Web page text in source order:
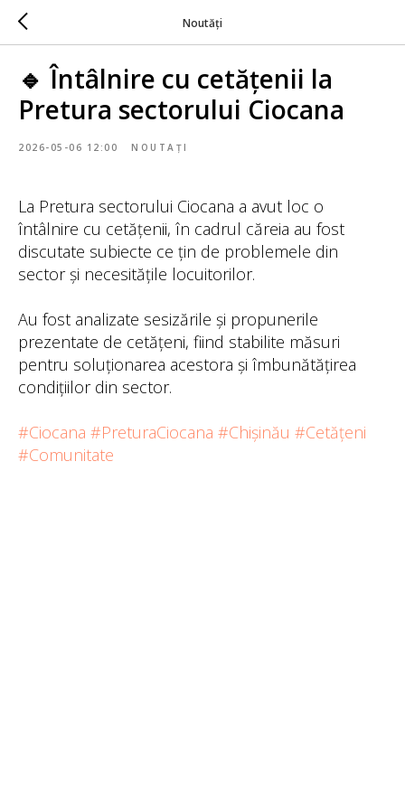
Noutăți
🔹 Întâlnire cu cetățenii la
Pretura sectorului Ciocana
2026-05-06 12:00 NOUTAȚI
La Pretura sectorului Ciocana a avut loc o
întâlnire cu cetățenii, în cadrul căreia au fost
discutate subiecte ce țin de problemele din
sector și necesitățile locuitorilor.
Au fost analizate sesizările și propunerile
prezentate de cetățeni, fiind stabilite măsuri
pentru soluționarea acestora și îmbunătățirea
condițiilor din sector.
#Ciocana #PreturaCiocana #Chișinău #Cetățeni
#Comunitate